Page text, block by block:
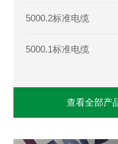
5000.2标准电缆
5000.1标准电缆
查看全部产